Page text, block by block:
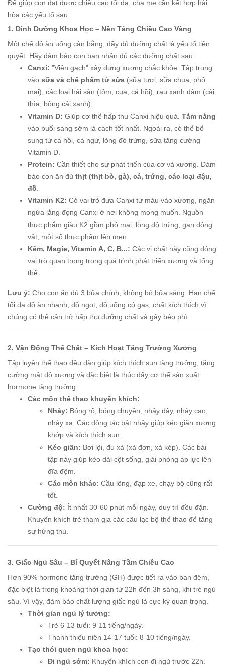
Để giúp con đạt được chiều cao tối đa, cha mẹ cần kết hợp hài
hòa các yếu tố sau:
1. Dinh Dưỡng Khoa Học – Nền Tảng Chiều Cao Vàng
Một chế độ ăn uống cân bằng, đầy đủ dưỡng chất là yếu tố tiên
quyết. Hãy đảm bảo con bạn nhận đủ các dưỡng chất sau:
Canxi: "Viên gạch" xây dựng xương chắc khỏe. Tập trung
vào sữa và chế phẩm từ sữa (sữa tươi, sữa chua, phô
mai), các loại hải sản (tôm, cua, cá hồi), rau xanh đậm (cải
thìa, bông cải xanh).
Vitamin D: Giúp cơ thể hấp thu Canxi hiệu quả. Tắm nắng
vào buổi sáng sớm là cách tốt nhất. Ngoài ra, có thể bổ
sung từ cá hồi, cá ngừ, lòng đỏ trứng, sữa tăng cường
Vitamin D.
Protein: Cần thiết cho sự phát triển của cơ và xương. Đảm
bảo con ăn đủ thịt (thịt bò, gà), cá, trứng, các loại đậu,
đỗ
Vitamin K2: Có vai trò đưa Canxi từ máu vào xương, ngăn
ngừa lắng đọng Canxi ở nơi không mong muốn. Nguồn
thực phẩm giàu K2 gồm phô mai, lòng đỏ trứng, gan động
vật, một số thực phẩm lên men.
Kẽm, Magie, Vitamin A, C, B...: Các vi chất này cũng đóng
vai trò quan trọng trong quá trình phát triển xương và tổng
thể.
Lưu ý: Cho con ăn đủ 3 bữa chính, không bỏ bữa sáng. Hạn chế
tối đa đồ ăn nhanh, đồ ngọt, đồ uống có gas, chất kích thích vì
chúng có thể cản trở hấp thu dưỡng chất và gây béo phì.
2. Vận Động Thể Chất – Kích Hoạt Tăng Trưởng Xương
Tập luyện thể thao đều đặn giúp kích thích sụn tăng trưởng, tăng
cường mật độ xương và đặc biệt là thúc đẩy cơ thể sản xuất
hormone tăng trưởng.
Các môn thể thao khuyến khích:
Nhảy: Bóng rổ, bóng chuyền, nhảy dây, nhảy cao,
nhảy xa. Các động tác bật nhảy giúp kéo giãn xương
khớp và kích thích sụn.
Kéo giãn: Bơi lội, đu xà (xà đơn, xà kép). Các bài
tập này giúp kéo dài cột sống, giải phóng áp lực lên
đĩa đệm.
Các môn khác: Cầu lông, đạp xe, chạy bộ cũng rất
tốt.
Cường độ: Ít nhất 30-60 phút mỗi ngày, duy trì đều đặn.
Khuyến khích trẻ tham gia các câu lạc bộ thể thao để tăng
sự hứng thú.
3. Giấc Ngủ Sâu – Bí Quyết Nâng Tầm Chiều Cao
Hơn 90% hormone tăng trưởng (GH) được tiết ra vào ban đêm,
đặc biệt là trong khoảng thời gian từ 22h đến 3h sáng, khi trẻ ngủ
sâu. Vì vậy, đảm bảo chất lượng giấc ngủ là cực kỳ quan trọng.
Thời gian ngủ lý tưởng:
Trẻ 6-13 tuổi: 9-11 tiếng/ngày.
Thanh thiếu niên 14-17 tuổi: 8-10 tiếng/ngày.
Tạo thói quen ngủ khoa học:
Đi ngủ sớm: Khuyến khích con đi ngủ trước 22h.